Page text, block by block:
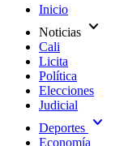
Inicio
Noticias expand_more
Cali
Licita
Política
Elecciones
Judicial
Deportes expand_more
Economía